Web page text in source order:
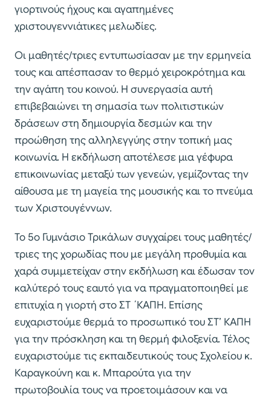
γιορτινούς ήχους και αγαπημένες
χριστουγεννιάτικες μελωδίες.
Οι μαθητές/τριες εντυπωσίασαν με την ερμηνεία
τους και απέσπασαν το θερμό χειροκρότημα και
την αγάπη του κοινού. Η συνεργασία αυτή
επιβεβαιώνει τη σημασία των πολιτιστικών
δράσεων στη δημιουργία δεσμών και την
προώθηση της αλληλεγγύης στην τοπική μας
κοινωνία. Η εκδήλωση αποτέλεσε μια γέφυρα
επικοινωνίας μεταξύ των γενεών, γεμίζοντας την
αίθουσα με τη μαγεία της μουσικής και το πνεύμα
των Χριστουγέννων.
Το 5ο Γυμνάσιο Τρικάλων συγχαίρει τους μαθητές/
τριες της χορωδίας που με μεγάλη προθυμία και
χαρά συμμετείχαν στην εκδήλωση και έδωσαν τον
καλύτερό τους εαυτό για να πραγματοποιηθεί με
επιτυχία η γιορτή στο ΣΤ ΄ΚΑΠΗ. Επίσης
ευχαριστούμε θερμά το προσωπικό του ΣΤ’ ΚΑΠΗ
για την πρόσκληση και τη θερμή φιλοξενία. Τέλος
ευχαριστούμε τις εκπαιδευτικούς τους Σχολείου κ.
Καραγκούνη και κ. Μπαρούτα για την
πρωτοβουλία τους να προετοιμάσουν και να